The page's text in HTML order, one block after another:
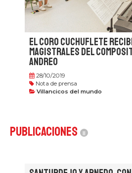
El Coro Cuchuflete
magistrales del
Andreo
28/10/2019
Nota de prensa
Villancicos del mundo
Publicaciones 11